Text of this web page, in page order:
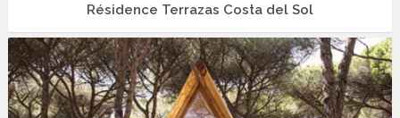
Résidence Terrazas Costa del Sol